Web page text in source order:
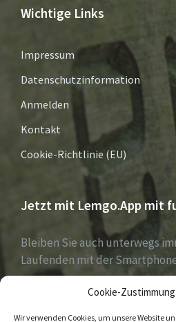
Cookie-
Wir verwenden Cookies, um unsere Website
Wichtige Links
Impressum
Datenschutzinformation
Anmelden
Kontakt
Cookie-Richtlinie (EU)
Jetzt mit Lemgo.App mit
Bleiben Sie auch unterwegs
Laufenden mit der
Jetzt laden für iOS & Android